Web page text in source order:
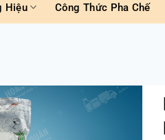
Hiệu Công Thức Pha Chế